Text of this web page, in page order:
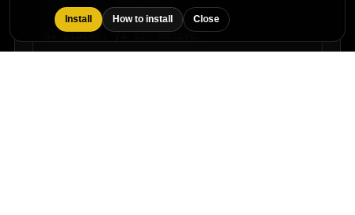
Y hoy camino indiferente
Al placer, ya sin motivo.
Install How to install Close